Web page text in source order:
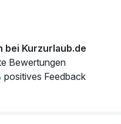
bei Kurzurlaub.de
Bewertungen
positives Feedback